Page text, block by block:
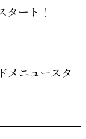
タート！
メニュースタ